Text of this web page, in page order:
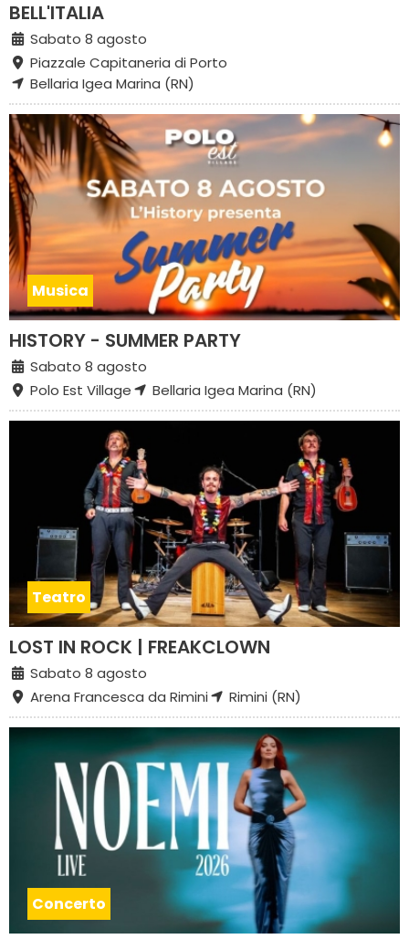
BELL'ITALIA
Sabato 8 agosto
Piazzale Capitaneria di Porto
Bellaria Igea Marina (RN)
Musica
HISTORY - SUMMER PARTY
Sabato 8 agosto
Polo Est Village
Bellaria Igea Marina (RN)
Teatro
LOST IN ROCK | FREAKCLOWN
Sabato 8 agosto
Arena Francesca da Rimini
Rimini (RN)
Concerto